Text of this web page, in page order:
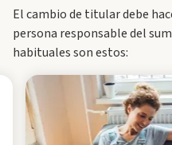
El cambio de titular debe
persona responsable del
habituales son estos: